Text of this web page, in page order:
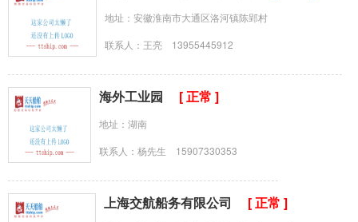
地址：安徽淮南市大通区洛河镇陈郢村
联系人：王亮 13955445912
海外工业园 [ 正常 ]
地址：湖南
联系人：杨先生 15907330353
上海交航船务有限公司 [ 正常 ]